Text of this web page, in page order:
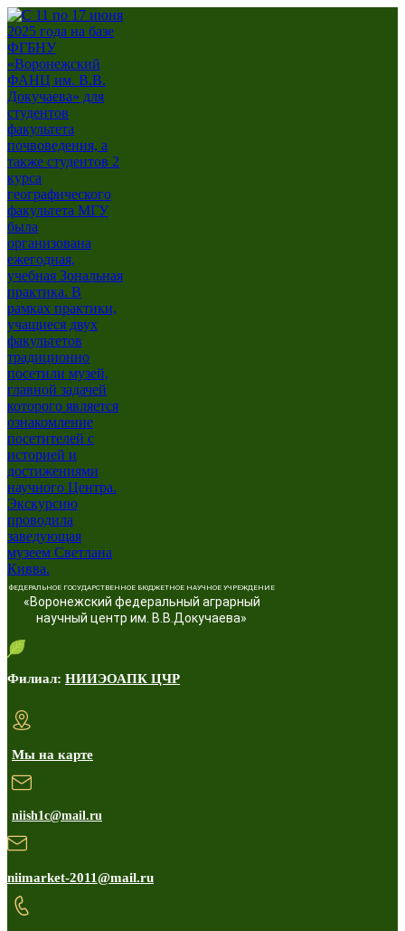
ФЕДЕРАЛЬНОЕ ГОСУДАРСТВЕННОЕ БЮДЖЕТНОЕ НАУЧНОЕ УЧРЕЖДЕНИЕ
«Воронежский федеральный аграрный
научный центр им. В.В.Докучаева»
Филиал: НИИЭОАПК ЦЧР
Мы на карте
niish1c@mail.ru
niimarket-2011@mail.ru